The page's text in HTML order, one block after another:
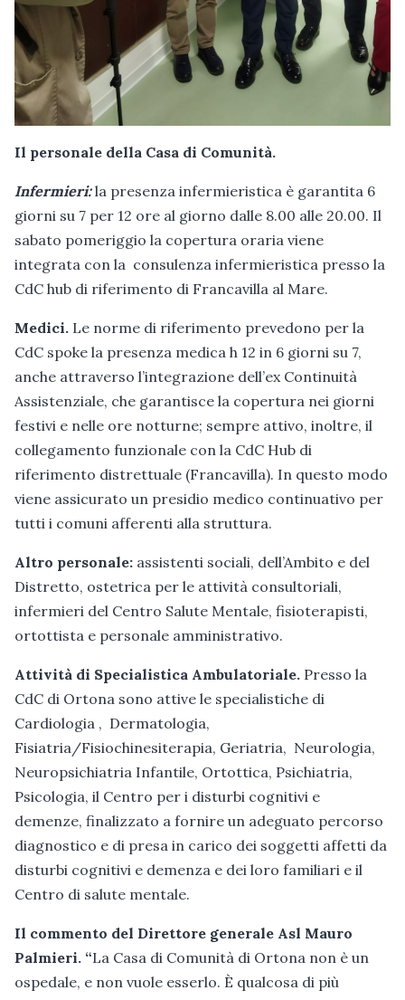
Il personale della Casa di Comunità.
Infermieri:la presenza infermieristica è garantita 6
giorni su 7 per 12 ore al giorno dalle 8.00 alle 20.00. Il
sabato pomeriggio la copertura oraria viene
integrata con la consulenza infermieristica presso la
CdC hub di riferimento di Francavilla al Mare.
Medici. Le norme di riferimento prevedono per la
CdC spoke la presenza medica h 12 in 6 giorni su 7,
anche attraverso l’integrazione dell’ex Continuità
Assistenziale, che garantisce la copertura nei giorni
festivi e nelle ore notturne; sempre attivo, inoltre, il
collegamento funzionale con la CdC Hub di
riferimento distrettuale (Francavilla). In questo modo
viene assicurato un presidio medico continuativo per
tutti i comuni afferenti alla struttura.
Altro personale: assistenti sociali, dell’Ambito e del
Distretto, ostetrica per le attività consultoriali,
infermieri del Centro Salute Mentale, fisioterapisti,
ortottista e personale amministrativo.
Attività di Specialistica Ambulatoriale. Presso la
CdC di Ortona sono attive le specialistiche di
Cardiologia , Dermatologia,
Fisiatria/Fisiochinesiterapia, Geriatria, Neurologia,
Neuropsichiatria Infantile, Ortottica, Psichiatria,
Psicologia, il Centro per i disturbi cognitivi e
demenze, finalizzato a fornire un adeguato percorso
diagnostico e di presa in carico dei soggetti affetti da
disturbi cognitivi e demenza e dei loro familiari e il
Centro di salute mentale.
Il commento del Direttore generale Asl Mauro
Palmieri. “La Casa di Comunità di Ortona non è un
ospedale, e non vuole esserlo. È qualcosa di più